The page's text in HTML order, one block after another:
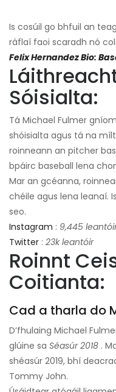
Is cosúil go bhfuil an
ráflaí faoi scaradh nó
Felix Hernandez Bio:
Sóisialta:
Tá Michael Fulmer
shóisialta agus tá na
roinneann an pitcher
bpáirc baseball lena
Mar an gcéanna,
chéile agus lena leanaí.
seo.
Instagram : 9,445
Twitter : 23k leantóir
Roinnt
Coitianta:
Cad a tharla do
D’fhulaing Michael
glúine sa Séasúr 2018 .
shéasúr 2019, bhí
Tommy John.